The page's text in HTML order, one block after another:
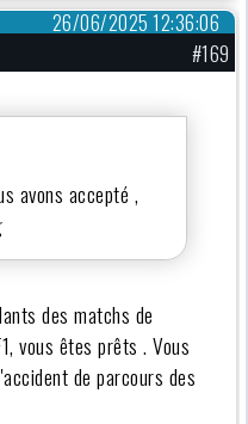
26/06/2025 12:36:06
#169
avons accepté ,
des matchs de
vous êtes prêts . Vous
de parcours des